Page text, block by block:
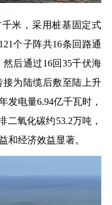
米，采用桩基固定式
个子阵共16条回路通
后通过16回35千伏海
为陆缆后敷至陆上升
发电量6.94亿千瓦时，
二氧化碳约53.2万吨，
和经济效益显著。